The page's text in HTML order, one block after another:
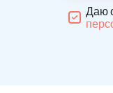
Даю